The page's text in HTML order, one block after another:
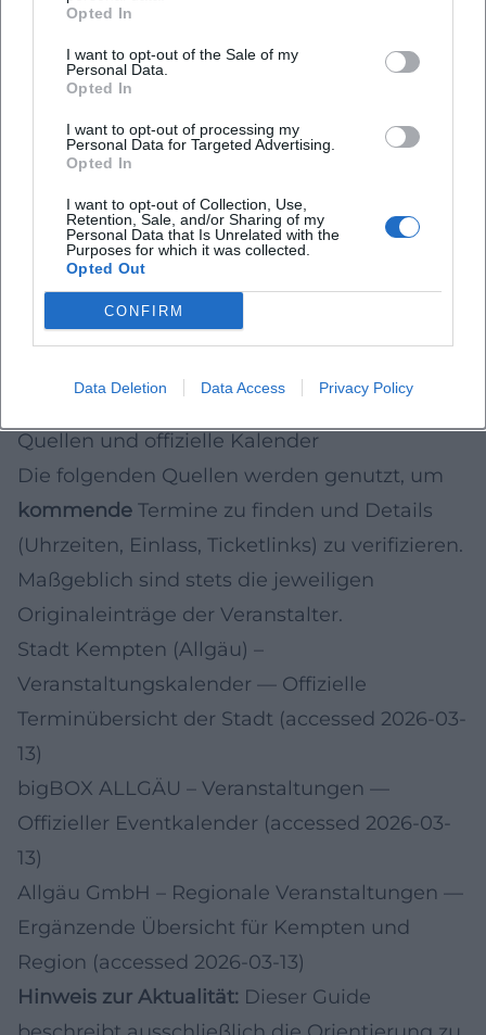
Opted In
I want to opt-out of the Sale of my
Personal Data.
Opted In
I want to opt-out of processing my
Personal Data for Targeted Advertising.
Opted In
I want to opt-out of Collection, Use,
Retention, Sale, and/or Sharing of my
Personal Data that Is Unrelated with the
Purposes for which it was collected.
Opted Out
CONFIRM
Data Deletion Data Access Privacy Policy
Innenstadt.
Offizielle Kalender für die nächsten Termine
(immer zuerst prüfen)
Stadt Kempten – Veranstaltungskalender:
zentrale Übersicht, häufig mit Filtern nach
Genre/Ort/Datum.
bigBOX ALLGÄU – Eventkalender:
offizielle
Termin- und Ticketinformationen für
kommende Veranstaltungen.
Regionale Übersicht:ergänzend sinnvoll,
Quellen und offizielle Kalender
Die folgenden Quellen werden genutzt, um
kommende Termine zu finden und Details
(Uhrzeiten, Einlass, Ticketlinks) zu verifizieren.
Maßgeblich sind stets die jeweiligen
Originaleinträge der Veranstalter.
Stadt Kempten (Allgäu) –
Veranstaltungskalender — Offizielle
Terminübersicht der Stadt (accessed 2026-03-
13)
bigBOX ALLGÄU – Veranstaltungen —
Offizieller Eventkalender (accessed 2026-03-
13)
Allgäu GmbH – Regionale Veranstaltungen —
Ergänzende Übersicht für Kempten und
Region (accessed 2026-03-13)
Hinweis zur Aktualität: Dieser Guide